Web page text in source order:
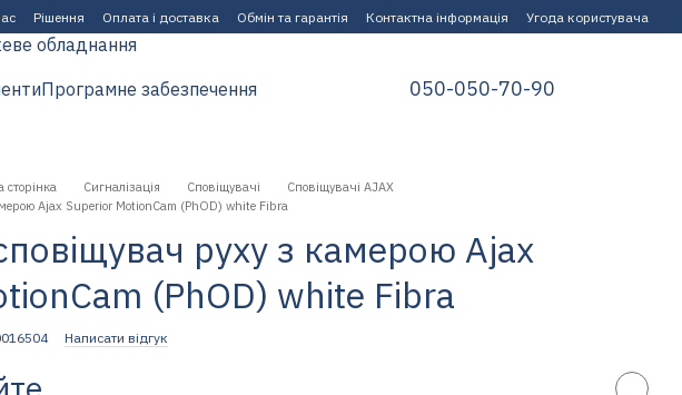
Рішення Оплата і доставка Обмін та гарантія Контактна інформація Угода користувача
обладнання
Програмне забезпечення
050-050-70-90
Сигналізація Сповіщувачі
Сповіщувачі AJAX
Ajax Superior MotionCam (PhOD) white Fibra
руху з камерою Ajax
(PhOD) white Fibra
Написати відгук